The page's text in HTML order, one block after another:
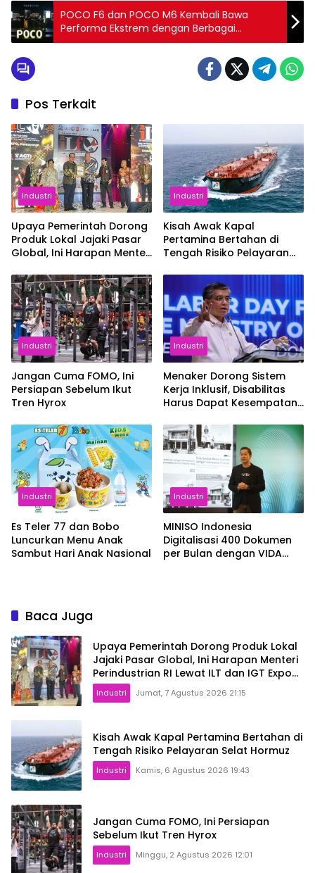
POCO F6 dan POCO M6 Kembali Bawa
Performa Ekstrem dengan Berbagai
Pengalaman Flagship
Pos Terkait
Industri
Upaya Pemerintah Dorong
Produk Lokal Jajaki Pasar
Global, Ini Harapan Menteri
dan IGT Expo 2026
Industri
Kisah Awak Kapal
Pertamina Bertahan di
Tengah Risiko Pelayaran
Industri
Jangan Cuma FOMO, Ini
Persiapan Sebelum Ikut
Tren Hyrox
Industri
Menaker Dorong Sistem
Kerja Inklusif, Disabilitas
Harus Dapat Kesempatan
Industri
Es Teler 77 dan Bobo
Luncurkan Menu Anak
Sambut Hari Anak Nasional
Industri
MINISO Indonesia
Digitalisasi 400 Dokumen
per Bulan dengan VIDA
Baca Juga
Upaya Pemerintah Dorong Produk Lokal
Jajaki Pasar Global, Ini Harapan Menteri
Perindustrian RI Lewat ILT dan IGT Expo
2026
Industri Jumat, 7 Agustus 2026 21:15
Kisah Awak Kapal Pertamina Bertahan di
Tengah Risiko Pelayaran Selat Hormuz
Industri Kamis, 6 Agustus 2026 19:43
Jangan Cuma FOMO, Ini Persiapan
Sebelum Ikut Tren Hyrox
Industri Minggu, 2 Agustus 2026 12:01